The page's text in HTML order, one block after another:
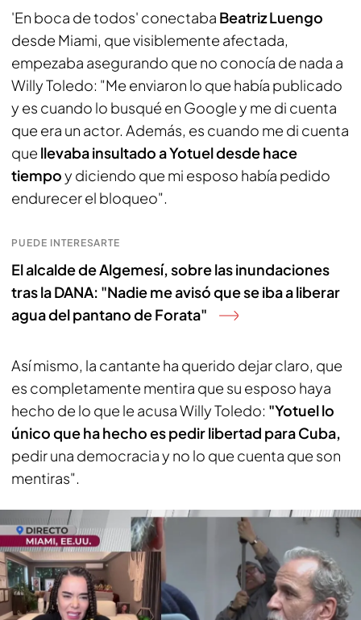
'En boca de todos' conectaba Beatriz Luengo
desde Miami, que visiblemente afectada,
empezaba asegurando que no conocía de nada a
Willy Toledo: "Me enviaron lo que había publicado
y es cuando lo busqué en Google y me di cuenta
que era un actor. Además, es cuando me di cuenta
que llevaba insultado a Yotuel desde hace
tiempoy diciendo que mi esposo había pedido
endurecer el bloqueo".
PUEDE INTERESARTE
El alcalde de Algemesí, sobre las inundaciones
tras la DANA: "Nadie me avisó que se iba a liberar
agua del pantano de Forata"
Así mismo, la cantante ha querido dejar claro, que
es completamente mentira que su esposo haya
hecho de lo que le acusa Willy Toledo: "Yotuel lo
único que ha hecho es pedir libertad para Cuba,
pedir una democracia y no lo que cuenta que son
mentiras".